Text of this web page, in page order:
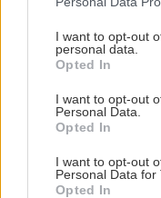
not limited to your
grant or deny consent
use your data for
consent section.
I want to opt-out
personal data.
Opted In
I want to opt-out
Personal Data.
Opted In
I want to opt-out
Personal Data for
Opted In
mango. Ό,τι και αν
δοκιμάσεις τα
Βάτη aka Cookie
chocolate chip
από 1,90€, τα